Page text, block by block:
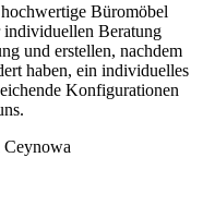
Büromöbel
individuellen Beratung
und erstellen, nachdem
haben, ein individuelles
Konfigurationen
Ceynowa